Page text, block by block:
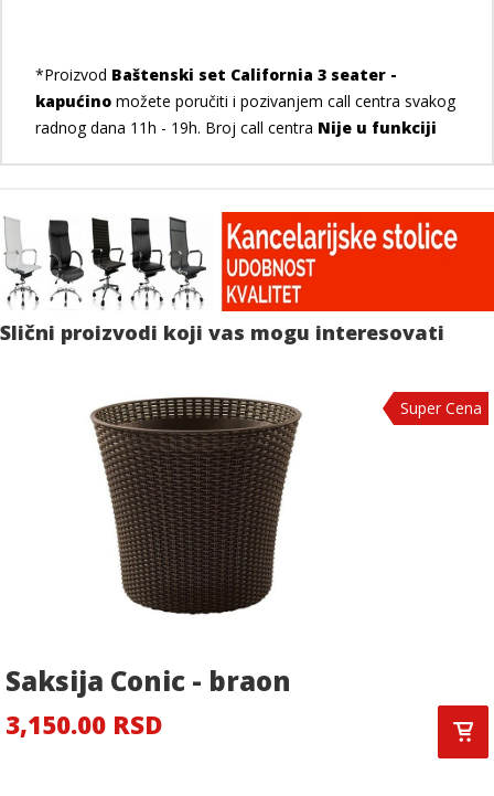
*Proizvod Baštenski set California 3 seater -
kapućino možete poručiti i pozivanjem call centra svakog
radnog dana 11h - 19h. Broj call centra Nije u funkciji
Slični proizvodi koji vas mogu interesovati
Super Cena
Saksija Conic - braon
3,150.00 RSD